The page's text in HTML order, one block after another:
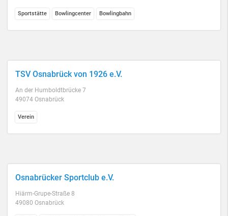
Sportstätte Bowlingcenter Bowlingbahn
TSV Osnabrück von 1926 e.V.
An der Humboldtbrücke 7
49074 Osnabrück
Verein
Osnabrücker Sportclub e.V.
Hiärm-Grupe-Straße 8
49080 Osnabrück